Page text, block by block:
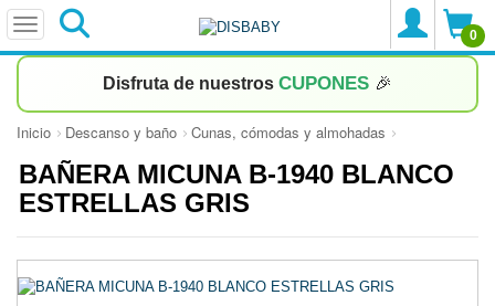
0
Disfruta de nuestros CUPONES 🎉
Inicio Descanso y baño Cunas, cómodas y almohadas
BAÑERA MICUNA B-1940 BLANCO
ESTRELLAS GRIS